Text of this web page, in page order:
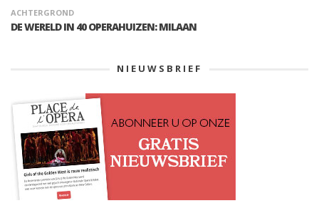
ACHTERGROND
DE WERELD IN 40 OPERAHUIZEN: MILAAN
NIEUWSBRIEF